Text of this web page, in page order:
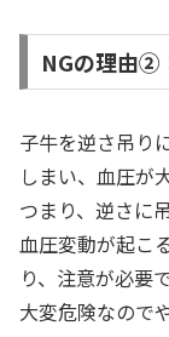
NGの理由②
子牛を逆さ吊り
しまい、血圧が
つまり、逆さに
血圧変動が起こ
り、注意が必要
大変危険なので